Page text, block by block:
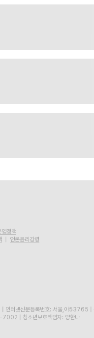
영정책
언론윤리강령
인터넷신문등록번호: 서울,아53765
7002 청소년보호책임자: 양한나